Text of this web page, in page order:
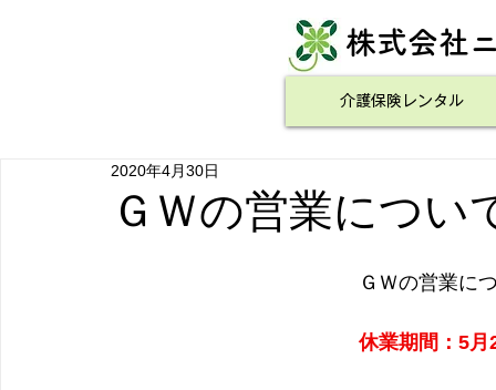
株式会社
介護保険レンタル
ＧＷの営業につい
2020年4月30日
ＧＷの営業に
休業期間：5月